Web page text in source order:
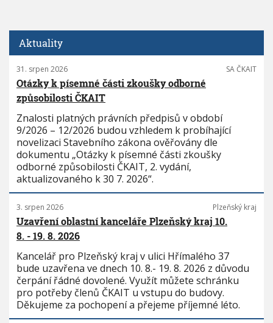
Aktuality
31. srpen 2026 SA ČKAIT
Otázky k písemné části zkoušky odborné
způsobilosti ČKAIT
Znalosti platných právních předpisů v období
9/2026 – 12/2026 budou vzhledem k probíhající
novelizaci Stavebního zákona ověřovány dle
dokumentu „Otázky k písemné části zkoušky
odborné způsobilosti ČKAIT, 2. vydání,
aktualizovaného k 30 7. 2026“.
3. srpen 2026 Plzeňský kraj
Uzavření oblastní kanceláře Plzeňský kraj 10.
8. - 19. 8. 2026
Kancelář pro Plzeňský kraj v ulici Hřímalého 37
bude uzavřena ve dnech 10. 8.- 19. 8. 2026 z důvodu
čerpání řádné dovolené. Využít můžete schránku
pro potřeby členů ČKAIT u vstupu do budovy.
Děkujeme za pochopení a přejeme příjemné léto.